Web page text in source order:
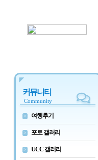
커뮤니티
Community
> 여행후기
> 포토 갤러리
> UCC 갤러리